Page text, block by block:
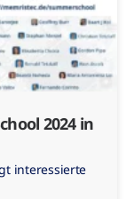
2024 in
interessierte